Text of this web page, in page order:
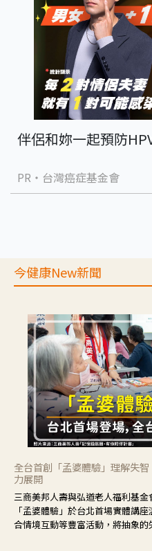
伴侶和妳一起預防
PR・台灣癌症基金會
今健康New新聞
全台首創「孟婆體驗」理解失
力展開
三商美邦人壽與弘道老人福利基
「孟婆體驗」於台北首場實體講
合情境互動等豐富活動，將抽象